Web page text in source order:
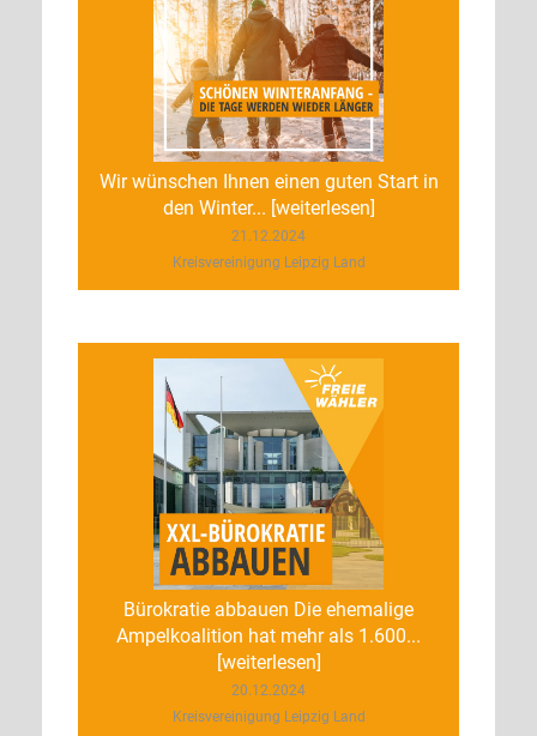
Wir wünschen Ihnen einen guten Start in
den Winter... [weiterlesen]
21.12.2024
Kreisvereinigung Leipzig Land
Bürokratie abbauen Die ehemalige
Ampelkoalition hat mehr als 1.600...
[weiterlesen]
20.12.2024
Kreisvereinigung Leipzig Land